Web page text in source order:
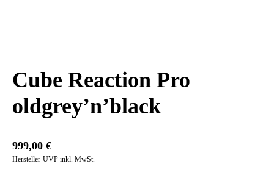
Cube Reaction Pro
oldgrey’n’black
999,00 €
Hersteller-UVP inkl. MwSt.